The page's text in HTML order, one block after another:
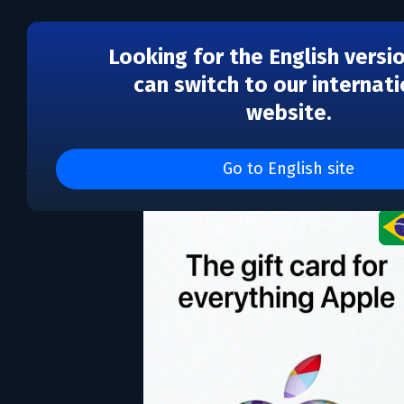
Looking for the English
can switch to our
website.
Go to English site
AppStore & iTunes 150